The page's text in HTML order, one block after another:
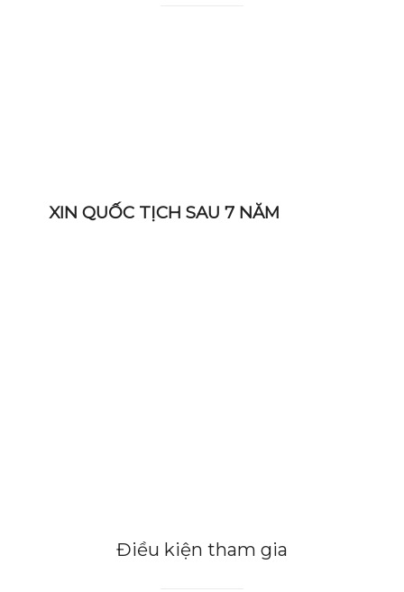
XIN QUỐC TỊCH SAU 7 NĂM
Điều kiện tham gia